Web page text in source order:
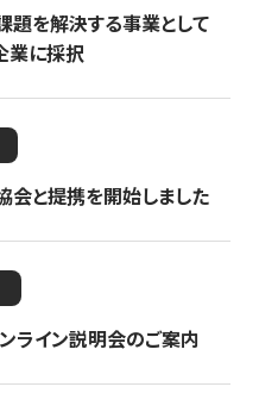
題を解決する事業として
業に採択
会と提携を開始しました
ライン説明会のご案内